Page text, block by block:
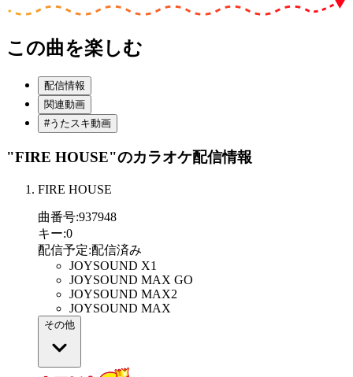
この曲を楽しむ
配信情報
関連動画
#うたスキ動画
"FIRE HOUSE"のカラオケ配信情報
FIRE HOUSE
曲番号:937948
キー:0
配信予定:配信済み
JOYSOUND X1
JOYSOUND MAX GO
JOYSOUND MAX2
JOYSOUND MAX
その他